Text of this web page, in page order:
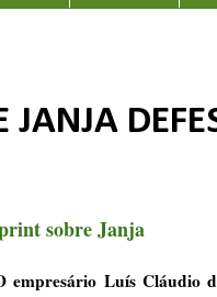
JANJA
sobre Janja
empresário Luís Cláudio